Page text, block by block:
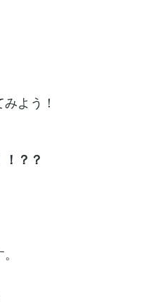
よう！
！？？